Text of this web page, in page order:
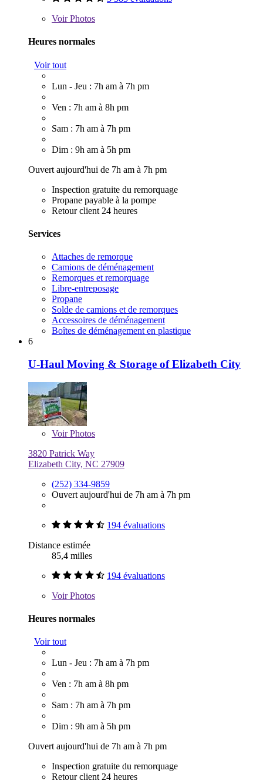
VoirPhotos
Heures normales
Voir tout
Lun - Jeu : 7h am à 7h pm
Ven : 7h am à 8h pm
Sam : 7h am à 7h pm
Dim : 9h am à 5h pm
Ouvert aujourd'hui de 7h am à 7h pm
Inspection gratuite du remorquage
Propane payable à la pompe
Retour client 24 heures
Services
Attaches de remorque
Camions de déménagement
Remorques et remorquage
Libre-entreposage
Propane
Solde de camions et de remorques
Accessoires de déménagement
Boîtes de déménagement en plastique
6
U-Haul Moving & Storage of Elizabeth City
VoirPhotos
3820 Patrick Way
Elizabeth City, NC 27909
(252) 334-9859
Ouvert aujourd'hui de 7h am à 7h pm
194 évaluations
Distance estimée
85,4 milles
194 évaluations
VoirPhotos
Heures normales
Voir tout
Lun - Jeu : 7h am à 7h pm
Ven : 7h am à 8h pm
Sam : 7h am à 7h pm
Dim : 9h am à 5h pm
Ouvert aujourd'hui de 7h am à 7h pm
Inspection gratuite du remorquage
Retour client 24 heures